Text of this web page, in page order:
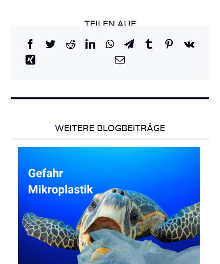
TEILEN AUF
WEITERE BLOGBEITRÄGE